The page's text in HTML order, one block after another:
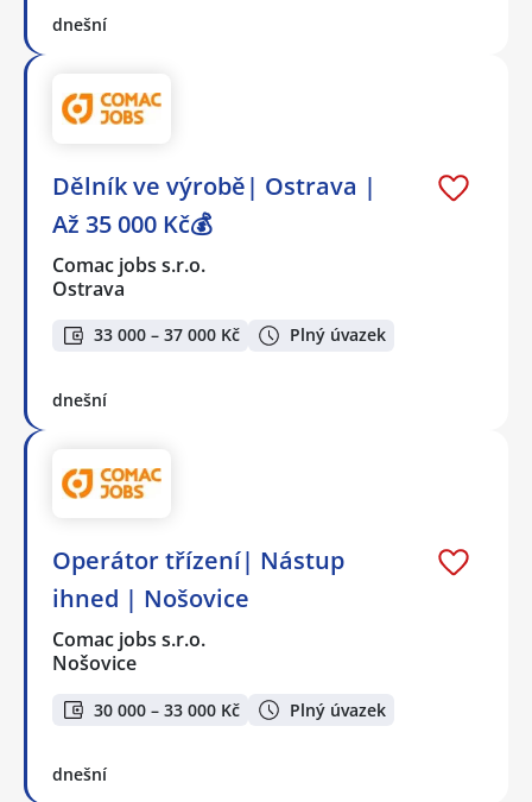
dnešní
Dělník ve výrobě| Ostrava |
Až 35 000 Kč💰
Comac jobs s.r.o.
Ostrava
33 000 – 37 000 Kč Plný úvazek
dnešní
Operátor třízení| Nástup
ihned | Nošovice
Comac jobs s.r.o.
Nošovice
30 000 – 33 000 Kč Plný úvazek
dnešní